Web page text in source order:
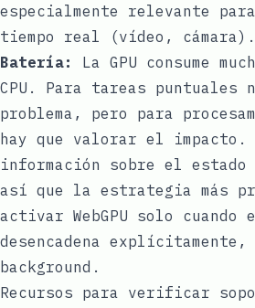
especialmente relevante
tiempo real (vídeo, cámara).
Batería:
La GPU consume
CPU. Para tareas puntuales
problema, pero para
hay que valorar el impacto.
información sobre el
así que la estrategia más
activar WebGPU solo
desencadena explícitamente,
background.
Recursos para verificar